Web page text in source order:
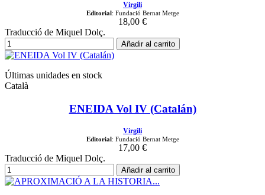
Virgili
Editorial: Fundació Bernat Metge
18,00 €
Traducció de Miquel Dolç.
Añadir al carrito
Últimas unidades en stock
Català
ENEIDA Vol IV (Catalán)
Virgili
Editorial: Fundació Bernat Metge
17,00 €
Traducció de Miquel Dolç.
Añadir al carrito